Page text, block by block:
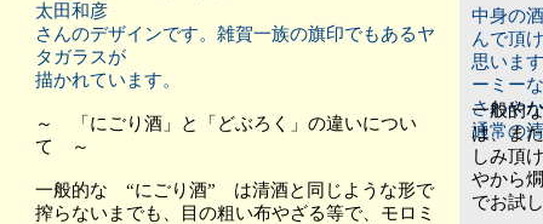
中身の
んで頂
思いま
ーミー
さわや
通常の
太田和彦
さんのデザインです。雑賀一族の旗印でもあるヤ
タガラスが
描かれています。
～ 「にごり酒」と「どぶろく」の違いについ
て ～
一般的な “にごり酒” は清酒と同じような形で
搾らないまでも、目の粗い布やざる等で、モロミ
一般的
は、ま
しみ頂
やから
でお試